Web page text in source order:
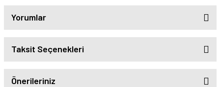
Yorumlar
Taksit Seçenekleri
Önerileriniz